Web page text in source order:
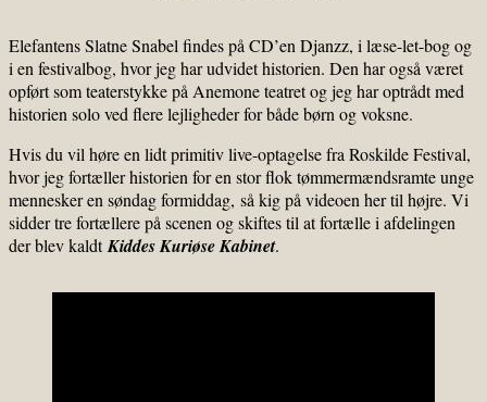
Elefantens Slatne Snabel findes på CD’en Djanzz, i læse-let-bog og
i en festivalbog, hvor jeg har udvidet historien. Den har også været
opført som teaterstykke på Anemone teatret og jeg har optrådt med
historien solo ved flere lejligheder for både børn og voksne.
Hvis du vil høre en lidt primitiv live-optagelse fra Roskilde Festival,
hvor jeg fortæller historien for en stor flok tømmermændsramte unge
mennesker en søndag formiddag, så kig på videoen her til højre. Vi
sidder tre fortællere på scenen og skiftes til at fortælle i afdelingen
der blev kaldtKiddes Kuriøse Kabinet.